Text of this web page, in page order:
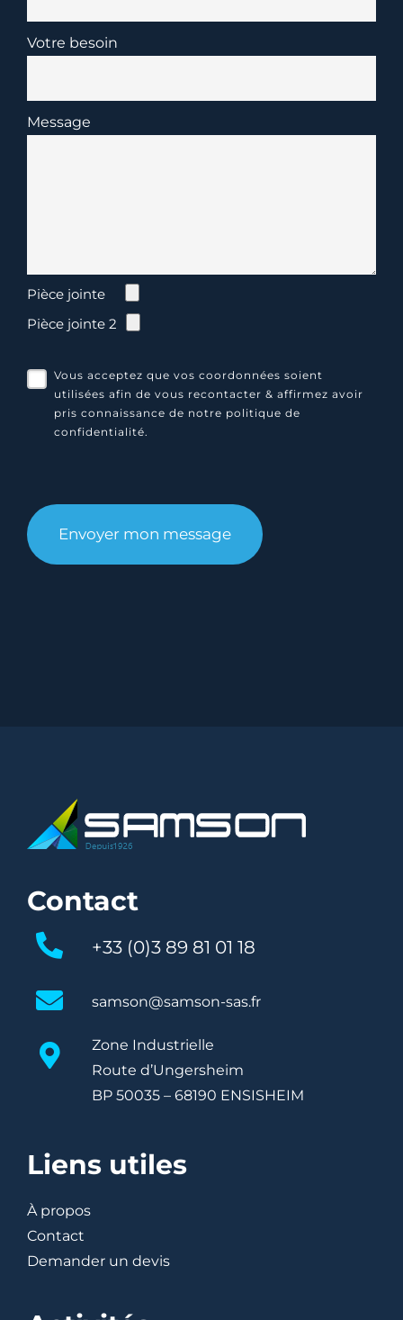
Votre besoin
Message
Pièce jointe
Pièce jointe 2
Vous acceptez que vos coordonnées soient
utilisées afin de vous recontacter & affirmez avoir
pris connaissance de notre politique de
confidentialité.
Contact
+33 (0)3 89 81 01 18
samson@samson-sas.fr
Zone Industrielle
Route d’Ungersheim
BP 50035 – 68190 ENSISHEIM
Liens utiles
À propos
Contact
Demander un devis